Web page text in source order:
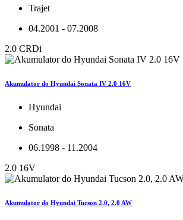
Trajet
04.2001 - 07.2008
2.0 CRDi
Akumulator do Hyundai Sonata IV 2.0 16V
Hyundai
Sonata
06.1998 - 11.2004
2.0 16V
Akumulator do Hyundai Tucson 2.0, 2.0 AW